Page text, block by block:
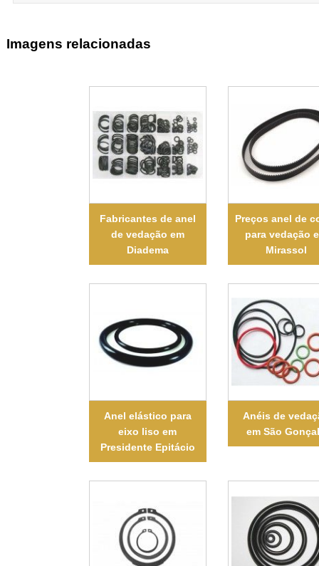
Imagens relacionadas
Fabricantes de anel
de vedação em
Diadema
Preços anel de
para vedação
Mirassol
Anel elástico para
eixo liso em
Presidente Epitácio
Anéis de
em São